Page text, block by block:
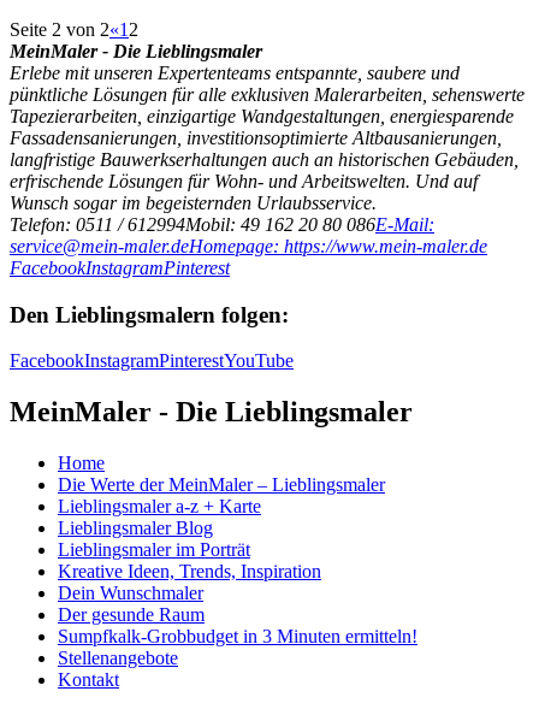
Seite 2 von 2«1 2
MeinMaler - Die Lieblingsmaler
Erlebe mit unseren Expertenteams entspannte, saubere und
pünktliche Lösungen für alle exklusiven Malerarbeiten, sehenswerte
Tapezierarbeiten, einzigartige Wandgestaltungen, energiesparende
Fassadensanierungen, investitionsoptimierte Altbausanierungen,
langfristige Bauwerkserhaltungen auch an historischen Gebäuden,
erfrischende Lösungen für Wohn- und Arbeitswelten. Und auf
Wunsch sogar im begeisternden Urlaubsservice.
Telefon: 0511 / 612994Mobil: 49 162 20 80 086E-Mail:
service@mein-maler.deHomepage: https://www.mein-maler.de
FacebookInstagramPinterest
Den Lieblingsmalern folgen:
FacebookInstagramPinterestYouTube
MeinMaler - Die Lieblingsmaler
Home
Die Werte der MeinMaler – Lieblingsmaler
Lieblingsmaler a-z + Karte
Lieblingsmaler Blog
Lieblingsmaler im Porträt
Kreative Ideen, Trends, Inspiration
Dein Wunschmaler
Der gesunde Raum
Sumpfkalk-Grobbudget in 3 Minuten ermitteln!
Stellenangebote
Kontakt